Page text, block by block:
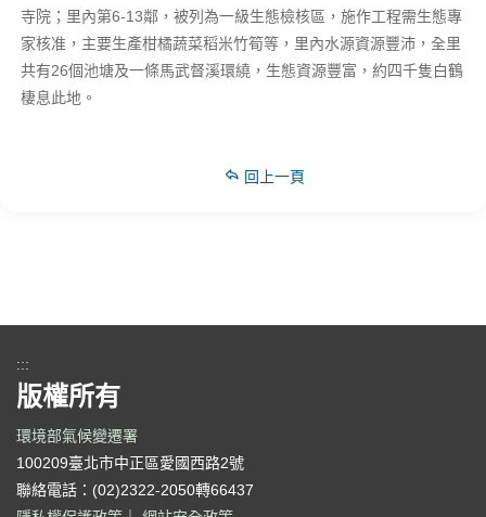
寺院；里內第6-13鄰，被列為一級生態檢核區，施作工程需生態專
家核准，主要生產柑橘蔬菜稻米竹筍等，里內水源資源豐沛，全里
共有26個池塘及一條馬武督溪環繞，生態資源豐富，約四千隻白鶴
棲息此地。
回上一頁
:::
版權所有
環境部氣候變遷署
100209臺北市中正區愛國西路2號
聯絡電話：(02)2322-2050轉66437